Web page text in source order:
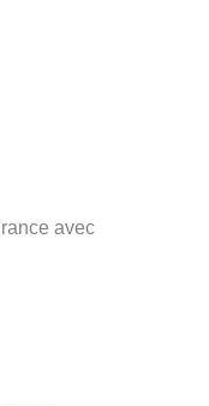
avec